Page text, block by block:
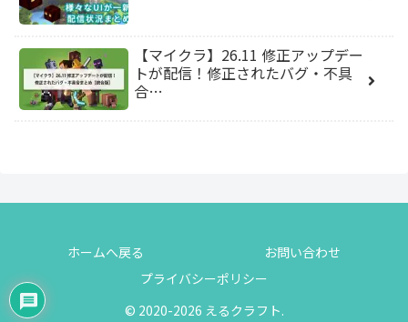
【マイクラ】26.11 修正アップデー
トが配信！修正されたバグ・不具
合…
ホームへ戻る
お問い合わせ
プライバシーポリシー
© 2020-2026 えるクラフト.